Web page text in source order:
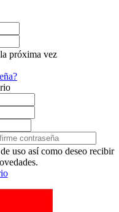
próxima vez
uso así como deseo recibir